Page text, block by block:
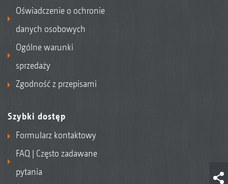
Oświadczenie o ochronie
danych osobowych
Ogólne warunki
sprzedaży
Zgodność z przepisami
Szybki dostęp
Formularz kontaktowy
FAQ | Często zadawane
pytania